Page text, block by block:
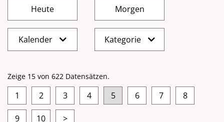
Kalender Kategorie
Zeige 15 von 622 Datensätzen.
1 2 3 4 5 6 7 8
9 10 >